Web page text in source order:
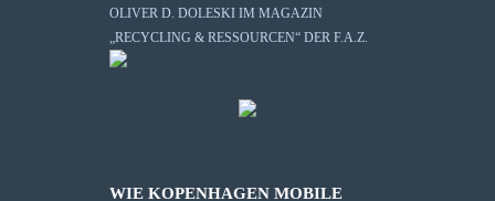
OLIVER D. DOLESKI IM MAGAZIN
„RECYCLING & RESSOURCEN“ DER F.A.Z.
WIE KOPENHAGEN MOBILE